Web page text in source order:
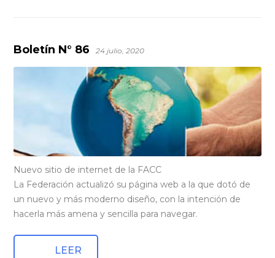
Boletín N° 86 24 julio, 2020
Nuevo sitio de internet de la FACC
La Federación actualizó su página web a la que dotó de
un nuevo y más moderno diseño, con la intención de
hacerla más amena y sencilla para navegar.
LEER